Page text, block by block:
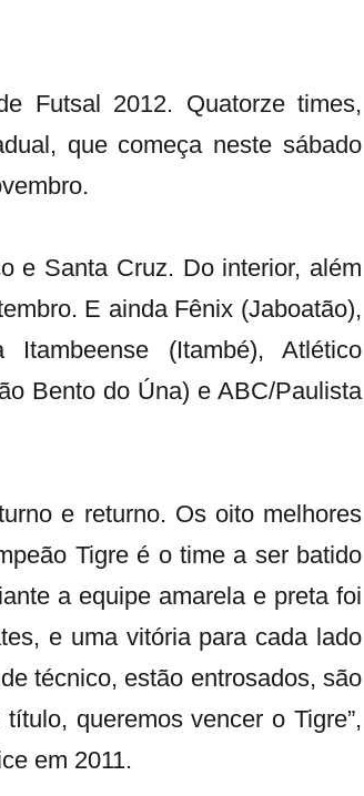
Futsal 2012. Quatorze times,
que começa neste sábado
e Santa Cruz. Do interior, além
E ainda Fênix (Jaboatão),
Itambeense (Itambé), Atlético
Bento do Úna) e ABC/Paulista
e returno. Os oito melhores
Tigre é o time a ser batido
a equipe amarela e preta foi
e uma vitória para cada lado
técnico, estão entrosados, são
queremos vencer o Tigre”,
em 2011.